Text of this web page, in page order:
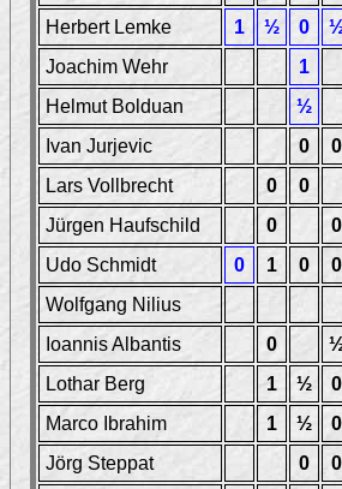
Herbert Lemke
1 ½ 0
Joachim Wehr
1
Helmut Bolduan
½
Ivan Jurjevic
0 0
Lars Vollbrecht
0 0
Jürgen Haufschild
0 0
Udo Schmidt
0 1 0 0
Wolfgang Nilius
Ioannis Albantis
0
Lothar Berg
1 ½ 0
Marco Ibrahim
1 ½ 0
Jörg Steppat
0 0